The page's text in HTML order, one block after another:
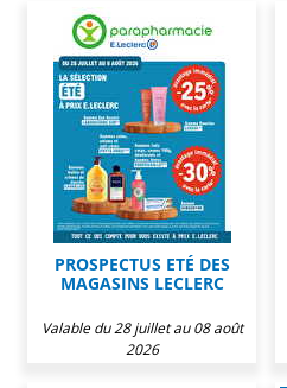
PROSPECTUS ETÉ DES
MAGASINS LECLERC
Valable du 28 juillet au 08 août
2026